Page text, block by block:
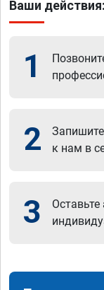
Ваши действия:
1
2
к нам в
3